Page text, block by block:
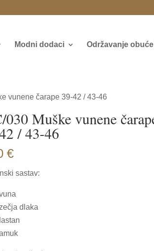
Modni dodaci Održavanje
vunene čarape 39-42 / 43-46
Muške vunene
/ 43-46
€
sastav:
dlaka